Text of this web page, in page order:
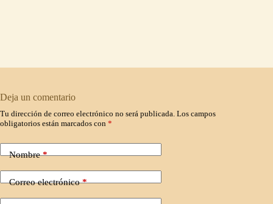
Deja un comentario
Tu dirección de correo electrónico no será publicada. Los campos
obligatorios están marcados con *
Nombre*
Correo electrónico*